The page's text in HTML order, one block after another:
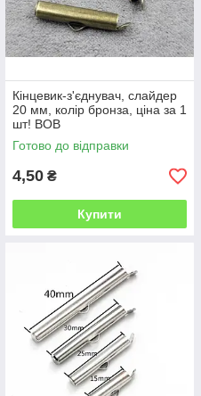
Кінцевик-з'єднувач, слайдер
20 мм, колір бронза, ціна за 1
шт! ВОВ
Готово до відправки
4,50 ₴
Купити